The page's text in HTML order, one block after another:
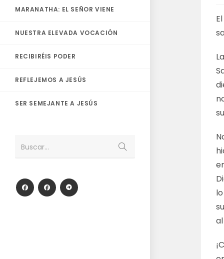
MARANATHA: EL SEÑOR VIENE
NUESTRA ELEVADA VOCACIÓN
RECIBIRÉIS PODER
REFLEJEMOS A JESÚS
SER SEMEJANTE A JESÚS
Buscar...
la